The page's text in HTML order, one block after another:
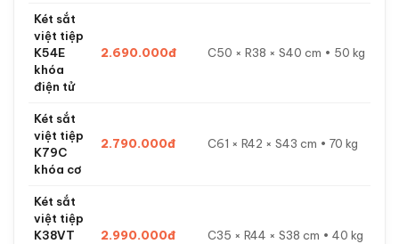
Két sắt
việt tiệp
K54E
khóa
điện tử
2.690.000đ C50 × R38 × S40 cm • 50 kg
Két sắt
việt tiệp
K79C
khóa cơ
2.790.000đ C61 × R42 × S43 cm • 70 kg
Két sắt
việt tiệp
K38VT
2.990.000đ C35 × R44 × S38 cm • 40 kg